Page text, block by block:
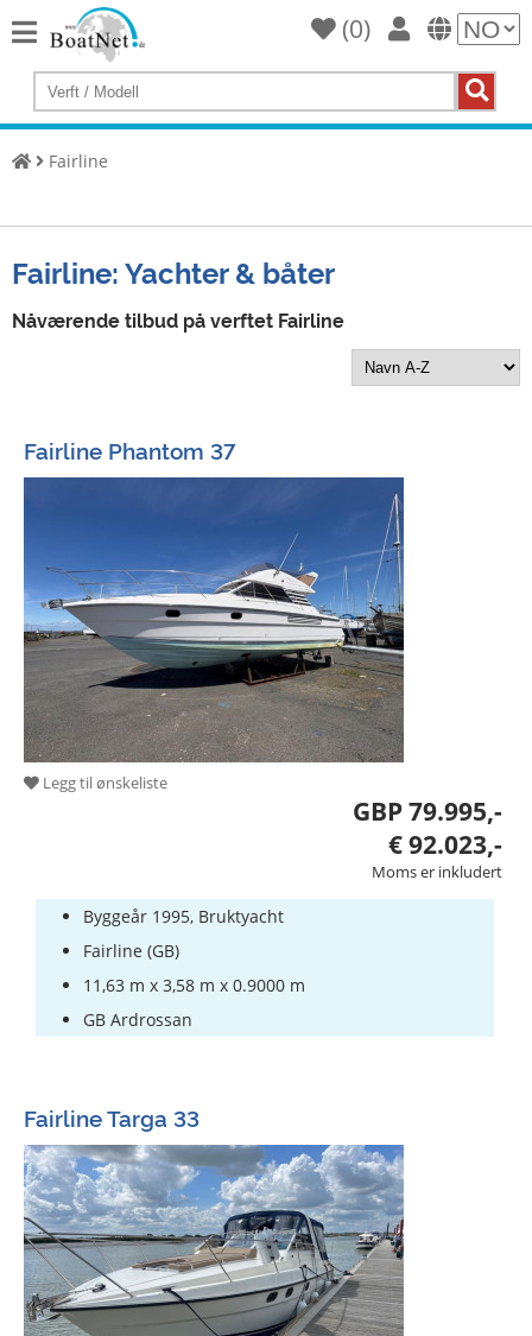
Home
Kjøp
yacht
Kommersiell
selger
Yacht
Båtutstyr
Stjålne
båter
Ekspertene
Seiling
og
Skipsverft
(0)
Fairline
Fairline: Yachter & båter
Nåværende tilbud på verftet Fairline
Fairline Phantom 37
Legg til ønskeliste
GBP 79.995,-
€ 92.023,-
Moms er inkludert
Byggeår 1995, Bruktyacht
Fairline (GB)
11,63 m x 3,58 m x 0.9000 m
GB Ardrossan
Fairline Targa 33